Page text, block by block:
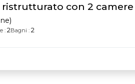
con 2
: 2Bagni : 2